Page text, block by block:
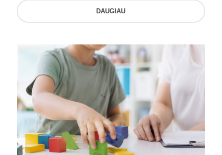
DAUGIAU